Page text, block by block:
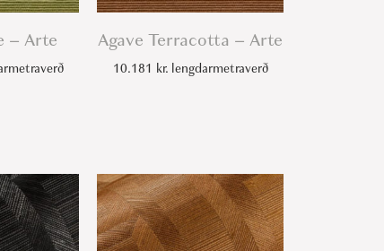
– Arte Agave Terracotta – Arte
10.181 kr.lengdarmetraverð